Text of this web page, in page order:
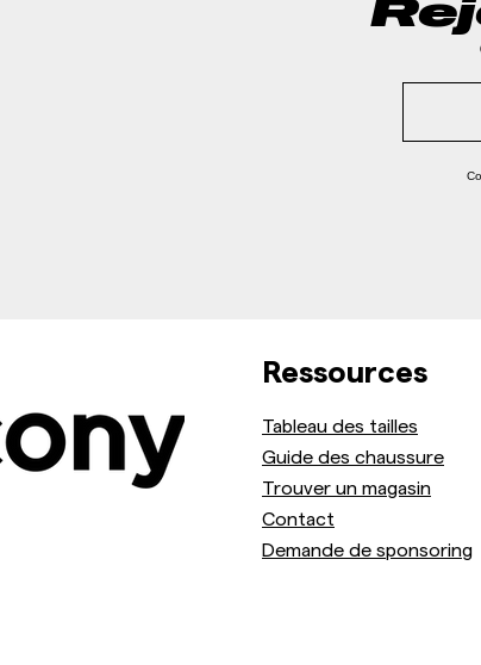
Ressources
Tableau des tailles
Guide des chaussure
Trouver un magasin
Contact
Demande de sponsoring